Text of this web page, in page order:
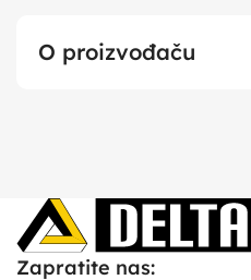
O proizvođaču
Zapratite nas: